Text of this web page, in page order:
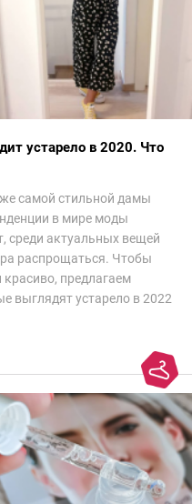
устарело в 2020. Что
самой стильной дамы
в мире моды
среди актуальных вещей
распрощаться. Чтобы
красиво, предлагаем
выглядят устарело в 2022